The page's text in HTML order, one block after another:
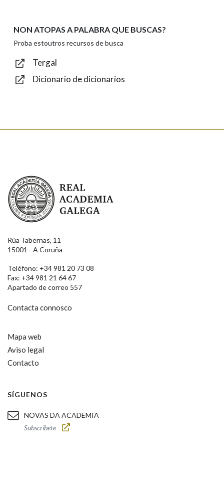
Texto de verificación
NON ATOPAS A PALABRA QUE BUSCAS?
Proba estoutros recursos de busca
Tergal
Dicionario de dicionarios
Real Academia Galega
Rúa Tabernas, 11
15001 - A Coruña
Teléfono: +34 981 20 73 08
Fax: +34 981 21 64 67
Apartado de correo 557
Contacta connosco
Mapa web
Aviso legal
Contacto
SÍGUENOS
NOVAS DA ACADEMIA
Subscríbete